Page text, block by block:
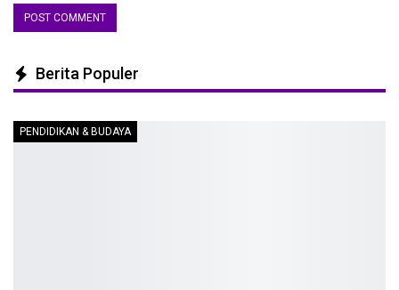
Berita Populer
PENDIDIKAN & BUDAYA